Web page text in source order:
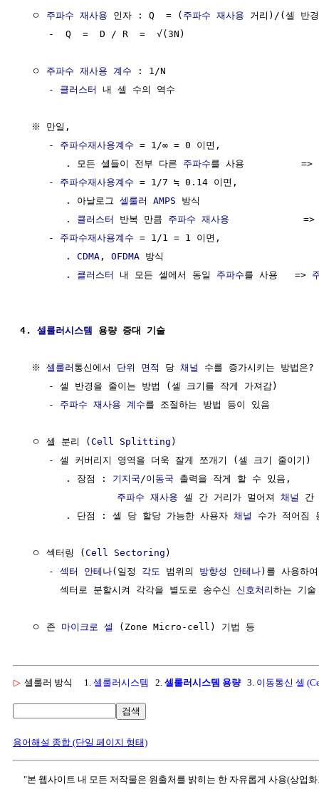
  ㅇ
주파수 재사용 인자 : Q  = ( 주파수 재사용 거리)/(셀 반
     -  Q  =  D / R  =  √(3N)
  ㅇ
주파수 재사용 계수 : 1/N
     -
클러스터 내 셀 수의 역수
  ※ 만일,
     -
주파수재사용계수 = 1/∞ = 0 이면,
        . 모든 셀들이 전부 다른
주파수를 사용          =>
     -
주파수재사용계수 = 1/7 ≒ 0.14 이면,
        . 아날로그
셀룰러 AMPS 방식
        .
클러스터 반복 만큼 주파수 재사용
=>
     -
주파수재사용계수 = 1/1 = 1 이면,
        .
CDMA , OFDMA 방식
        .
클러스터 내 모든 셀에서 동일 주파수를 사용   =>
4. 셀룰러시스템 용량 증대 기술
  ※
셀룰러 통신에서 단위 면적 당 채널
수를 증가시키는 방법은?
     - 셀 반경을 줄이는 방법 (셀 크기를 작게 가져감)
     -
주파수 재사용 계수를 조절하는 방법 등이 있음
  ㅇ 셀 분리 (
Cell Splitting )
     - 셀 커버리지 영역을 더욱 잘게 쪼개기 (셀 크기 줄이기)
        . 장점 :
기지국 /이동국 출력을 작게 할 수 있음,
주파수 재사용 셀 간 거리가 멀어져 채널
간
        . 단점 : 셀 당 할당 가능한 사용자
채널 수가 적어짐
  ㅇ 섹터링 (
Cell Sectoring )
     -
섹터 안테나(일정 각도 범위의 방향성 안테나)를 사용하
       섹터로 분할시켜 각각을 별도로 송수신
신호처리하는 기술
  ㅇ 존
마이크로 셀
▷ 셀룰러 방식 1. 셀룰러시스템 2. 셀룰러시스템 용량3. 이동통신 셀
검색
용어해설 종합 (단일 페이지 형태)
"본 웹사이트 내 모든 저작물은 원출처를 밝히는 한 자유롭게 사용(상업